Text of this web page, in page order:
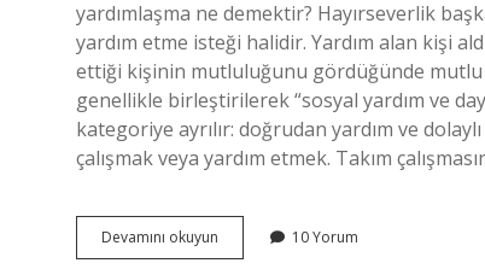
yardımlaşma ne demektir? Hayırseverlik
yardım etme isteği halidir. Yardım alan kişi
ettiği kişinin mutluluğunu gördüğünde mutlu
genellikle birleştirilerek “sosyal yardım ve
kategoriye ayrılır: doğrudan yardım ve
çalışmak veya yardım etmek. Takım
Devamını okuyun İNsanların
Bir
10 Yorum